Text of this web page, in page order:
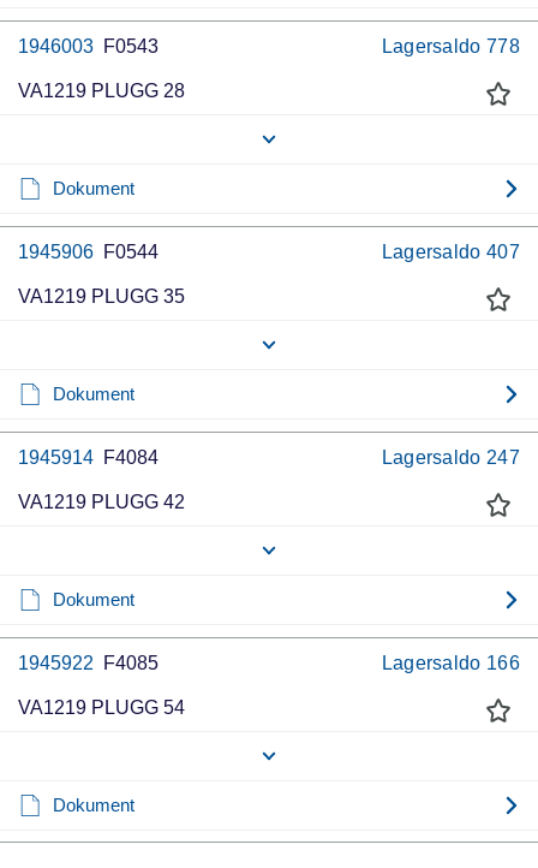
1946003 F0543 Lagersaldo 778
VA1219 PLUGG 28
Dokument
1945906 F0544 Lagersaldo 407
VA1219 PLUGG 35
Dokument
1945914 F4084 Lagersaldo 247
VA1219 PLUGG 42
Dokument
1945922 F4085 Lagersaldo 166
VA1219 PLUGG 54
Dokument